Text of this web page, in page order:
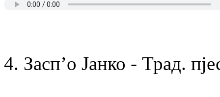
4. Засп’о Јанко - Трад.